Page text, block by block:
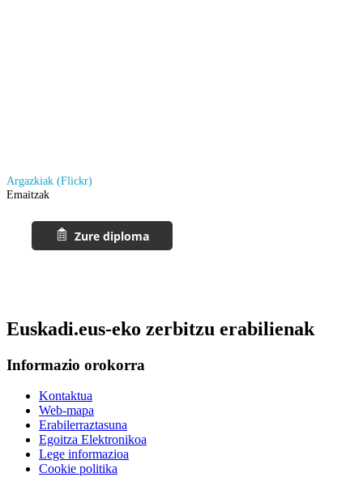
Argazkiak (Flickr)
Emaitzak
Euskadi.eus-eko zerbitzu erabilienak
Informazio orokorra
Kontaktua
Web-mapa
Erabilerraztasuna
Egoitza Elektronikoa
Lege informazioa
Cookie politika